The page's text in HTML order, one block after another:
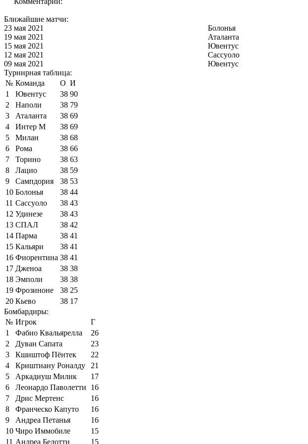
Ближайшие матчи:
23 мая 2021
Болонья
19 мая 2021
Аталанта
15 мая 2021
Ювентус
12 мая 2021
Сассуоло
09 мая 2021
Ювентус
Турнирная таблица:
№ Команда О И
1
Ювентус 38 90
2
Наполи 38 79
3
Аталанта 38 69
4
Интер М 38 69
5
Милан 38 68
6
Рома 38 66
7
Торино 38 63
8
Лацио 38 59
9
Сампдория 38 53
10 Болонья 38 44
11 Сассуоло 38 43
12 Удинезе 38 43
13 СПАЛ 38 42
14 Парма 38 41
15 Кальяри 38 41
16 Фиорентина 38 41
17 Дженоа 38 38
18 Эмполи 38 38
19 Фрозиноне 38 25
20 Кьево 38 17
Бомбардиры:
№ Игрок
Г
1
Фабио Квальярелла
26
2
Дуван Сапата
23
3
Кшиштоф Пёнтек
22
4
Криштиану Роналду
21
5
Аркадиуш Милик
17
6
Леонардо Паволетти
16
7
Дрис Мертенс
16
8
Франческо Капуто
16
9
Андреа Петанья
16
10 Чиро Иммобиле
15
11 Андреа Белотти 15